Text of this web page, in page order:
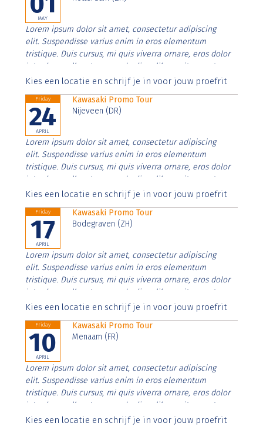
MAY
Lorem ipsum dolor sit amet, consectetur adipiscing
elit. Suspendisse varius enim in eros elementum
tristique. Duis cursus, mi quis viverra ornare, eros dolor
interdum nulla, ut commodo diam libero vitae erat.
Aenean faucibus nibh et justo cursus id rutrum lorem
Kies een locatie en schrijf je in voor jouw proefrit
Friday
24
APRIL
Kawasaki Promo Tour
Nijeveen (DR)
Lorem ipsum dolor sit amet, consectetur adipiscing
elit. Suspendisse varius enim in eros elementum
tristique. Duis cursus, mi quis viverra ornare, eros dolor
interdum nulla, ut commodo diam libero vitae erat.
Aenean faucibus nibh et justo cursus id rutrum lorem
Kies een locatie en schrijf je in voor jouw proefrit
Friday
17
APRIL
Kawasaki Promo Tour
Bodegraven (ZH)
Lorem ipsum dolor sit amet, consectetur adipiscing
elit. Suspendisse varius enim in eros elementum
tristique. Duis cursus, mi quis viverra ornare, eros dolor
interdum nulla, ut commodo diam libero vitae erat.
Aenean faucibus nibh et justo cursus id rutrum lorem
Kies een locatie en schrijf je in voor jouw proefrit
Friday
10
APRIL
Kawasaki Promo Tour
Menaam (FR)
Lorem ipsum dolor sit amet, consectetur adipiscing
elit. Suspendisse varius enim in eros elementum
tristique. Duis cursus, mi quis viverra ornare, eros dolor
interdum nulla, ut commodo diam libero vitae erat.
Aenean faucibus nibh et justo cursus id rutrum lorem
Kies een locatie en schrijf je in voor jouw proefrit